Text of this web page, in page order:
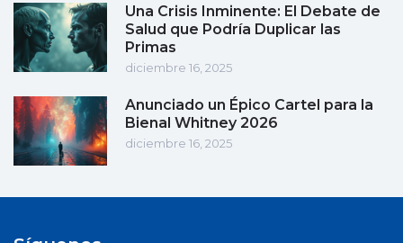
Una Crisis Inminente: El Debate de
Salud que Podría Duplicar las
Primas
diciembre 16, 2025
Anunciado un Épico Cartel para la
Bienal Whitney 2026
diciembre 16, 2025